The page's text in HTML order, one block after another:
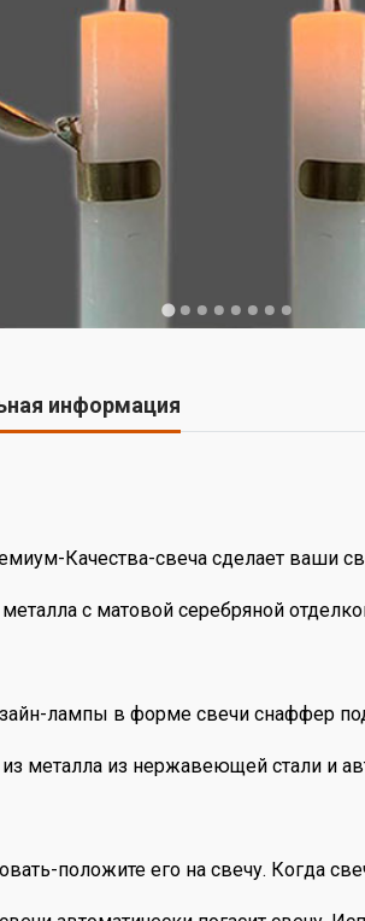
информация
Качества-свеча сделает ваши
металла с матовой серебряной
лампы в форме свечи снаффер
металла из нержавеющей стали и
положите его на свечу. Когда